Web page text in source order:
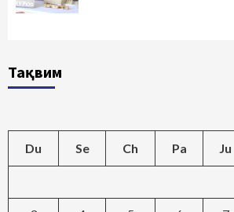
Тақвим
Du Se Ch Pa Ju